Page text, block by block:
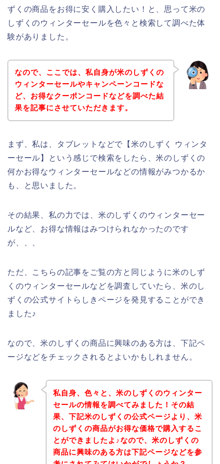
ずくの商品をお得に安く購入したい！と、思って米の
しずくのウィンターセールを色々と検索して調べた体
験がありました。
なので、ここでは、私自身が米のしずくの
ウィンターセールやキャンペーンコードな
ど、お得なクーポンコードなどを調べた結
果を記事にさせていただきます。
まず、私は、タブレットなどで【米のしずく ウィンタ
ーセール】という感じで検索をしたら、米のしずくの
何かお得なウィンターセールなどの情報がみつかるか
も、と思いました。
その結果、私の力では、米のしずくのウィンターセー
ルなど、お得な情報はみつけられなかったのです
が、、、
ただ、こちらの記事をご覧の方と同じように米のしず
くのウィンターセールなどを調査していたら、米のし
ずくの公式サイトらしきページを発見することができ
ました♪
なので、米のしずくの商品に興味のある方は、下記ペ
ージなどをチェックされるとよいかもしれません。
私自身、色々と、米のしずくのウィンター
セールの情報を調べてみました！その結
果、下記米のしずくの公式ページより、米
のしずくの商品がお得な価格で購入するこ
とができましたよ♪なので、米のしずくの
商品に興味のある方は下記ページなどを参